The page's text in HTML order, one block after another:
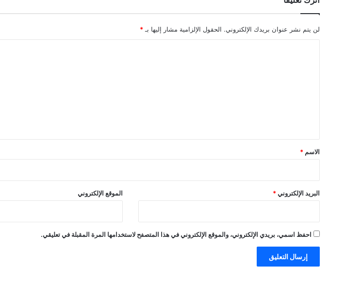
لن يتم نشر عنوان بريدك الإلكتروني. الحقول الإلزامية مشار إليها بـ *
*
الاسم *
البريد الإلكتروني * الموقع الإلكتروني
احفظ اسمي، بريدي الإلكتروني، والموقع الإلكتروني في هذا المتصفح لاستخدامها المرة المقبلة في تعليقي.